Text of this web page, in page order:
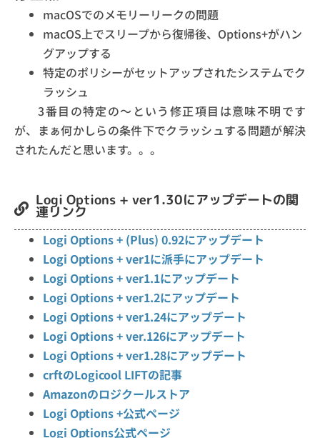
macOSでのメモリーリークの問題
macOS上でスリープから復帰後、Options+がハン
グアップする
特定のポリシーがセットアップされたシステムでク
ラッシュ
3番目の特定の～という修正項目は意味不明です
が、まぁ何かしらの条件下でクラッシュする問題が解決
されたんだと思います。。。
Logi Options + ver1.30にアップデートの関
連リンク
Logi Options + (Plus) 0.92にアップデート
Logi Options + ver1に派手にアップデート
Logi Options + ver1.1にアップデート
Logi Options + ver1.2にアップデート
Logi Options + ver1.24にアップデート
Logi Options + ver.126にアップデート
Logi Options + ver1.28にアップデート
crftのLogicool LIFTの記事
Amazonのロジクールストア
Logi Options +公式ページ
Logi Options公式ページ